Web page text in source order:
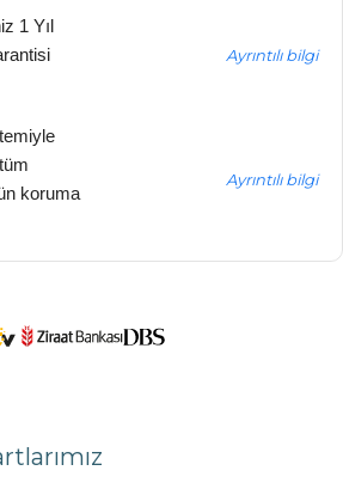
1 Yıl
Ayrıntılı bilgi
koruma
Ayrıntılı bilgi